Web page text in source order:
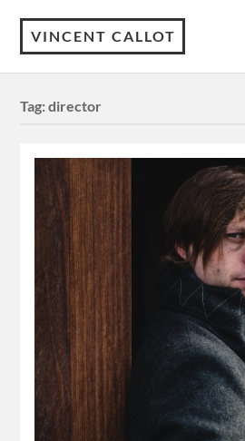
VINCENT CALLOT
Tag:director